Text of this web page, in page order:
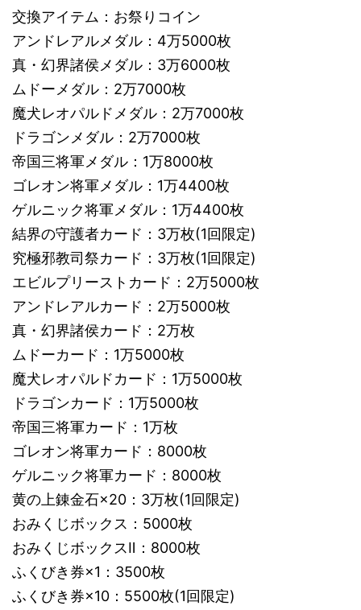
交換アイテム：お祭りコイン
アンドレアルメダル：4万5000枚
真・幻界諸侯メダル：3万6000枚
ムドーメダル：2万7000枚
魔犬レオパルドメダル：2万7000枚
ドラゴンメダル：2万7000枚
帝国三将軍メダル：1万8000枚
ゴレオン将軍メダル：1万4400枚
ゲルニック将軍メダル：1万4400枚
結界の守護者カード：3万枚(1回限定)
究極邪教司祭カード：3万枚(1回限定)
エビルプリーストカード：2万5000枚
アンドレアルカード：2万5000枚
真・幻界諸侯カード：2万枚
ムドーカード：1万5000枚
魔犬レオパルドカード：1万5000枚
ドラゴンカード：1万5000枚
帝国三将軍カード：1万枚
ゴレオン将軍カード：8000枚
ゲルニック将軍カード：8000枚
黄の上錬金石×20：3万枚(1回限定)
おみくじボックス：5000枚
おみくじボックスⅡ：8000枚
ふくびき券×1：3500枚
ふくびき券×10：5500枚(1回限定)